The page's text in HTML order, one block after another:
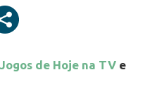
Jogos de Hoje na TV e